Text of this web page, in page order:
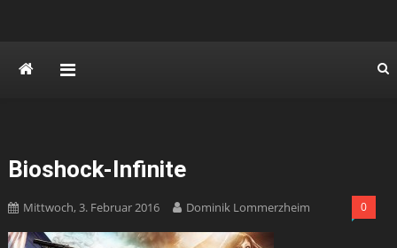
Bioshock-Infinite
Mittwoch, 3. Februar 2016 Dominik Lommerzheim 0